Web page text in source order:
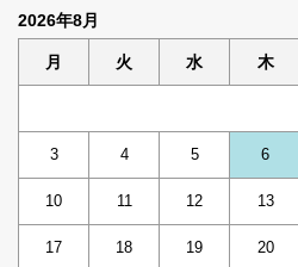
2026年8月
月 火 水 木
3 4 5 6
10 11 12 13
17 18 19 20